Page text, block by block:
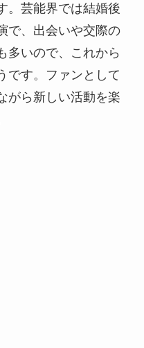
。芸能界では結婚後
で、出会いや交際の
多いので、これから
です。ファンとして
がら新しい活動を楽